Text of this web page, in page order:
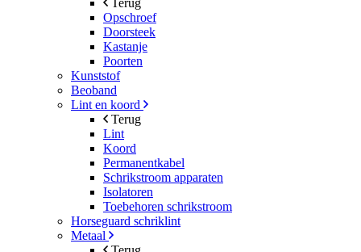
Terug
Opschroef
Doorsteek
Kastanje
Poorten
Kunststof
Beoband
Lint en koord
Terug
Lint
Koord
Permanentkabel
Schrikstroom apparaten
Isolatoren
Toebehoren schrikstroom
Horseguard schriklint
Metaal